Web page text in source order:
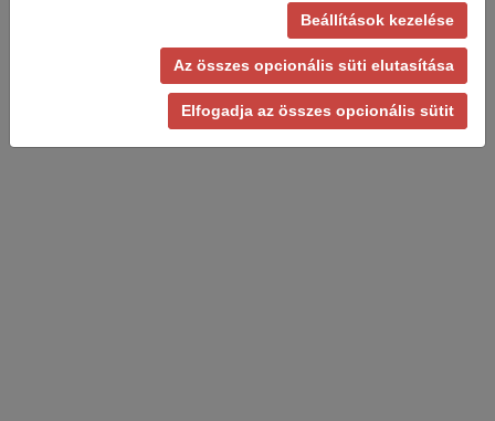
Beállítások kezelése
Az összes opcionális süti elutasítása
Elfogadja az összes opcionális sütit
Adatvédelmi irányelvek-Felhasználási feltételek